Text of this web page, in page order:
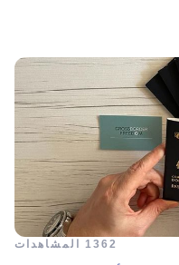
1362 المشاهدات